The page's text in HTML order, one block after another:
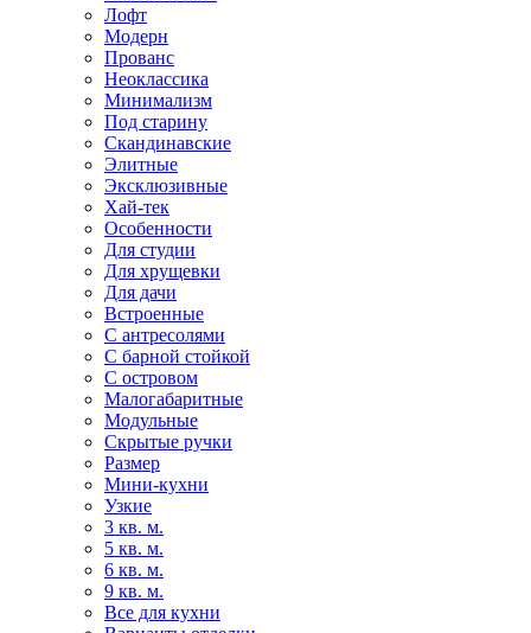
Лофт
Модерн
Прованс
Неоклассика
Минимализм
Под старину
Скандинавские
Элитные
Эксклюзивные
Хай-тек
Особенности
Для студии
Для хрущевки
Для дачи
Встроенные
С антресолями
С барной стойкой
С островом
Малогабаритные
Модульные
Скрытые ручки
Размер
Мини-кухни
Узкие
3 кв. м.
5 кв. м.
6 кв. м.
9 кв. м.
Все для кухни